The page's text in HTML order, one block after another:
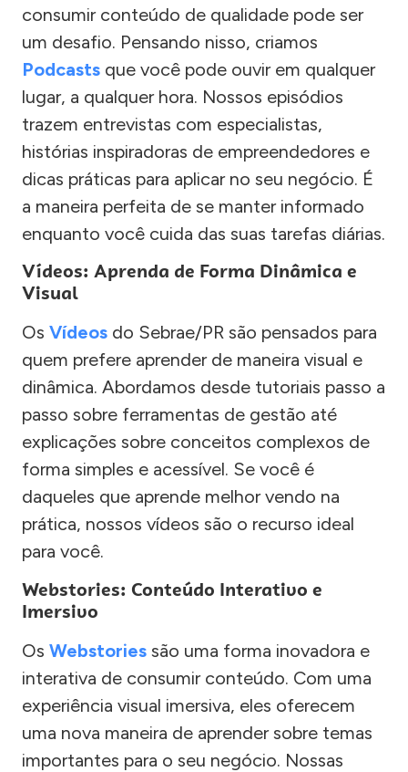
consumir conteúdo de qualidade pode ser
um desafio. Pensando nisso, criamos
Podcasts que você pode ouvir em qualquer
lugar, a qualquer hora. Nossos episódios
trazem entrevistas com especialistas,
histórias inspiradoras de empreendedores e
dicas práticas para aplicar no seu negócio. É
a maneira perfeita de se manter informado
enquanto você cuida das suas tarefas diárias.
Vídeos: Aprenda de Forma Dinâmica e
Visual
Os Vídeos do Sebrae/PR são pensados para
quem prefere aprender de maneira visual e
dinâmica. Abordamos desde tutoriais passo a
passo sobre ferramentas de gestão até
explicações sobre conceitos complexos de
forma simples e acessível. Se você é
daqueles que aprende melhor vendo na
prática, nossos vídeos são o recurso ideal
para você.
Webstories: Conteúdo Interativo e
Imersivo
Os Webstories são uma forma inovadora e
interativa de consumir conteúdo. Com uma
experiência visual imersiva, eles oferecem
uma nova maneira de aprender sobre temas
importantes para o seu negócio. Nossas